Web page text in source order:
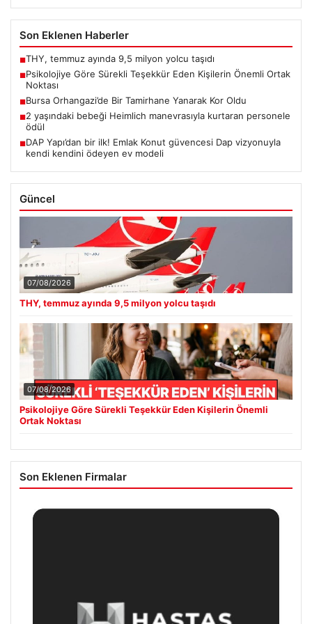
Son Eklenen Haberler
■THY, temmuz ayında 9,5 milyon yolcu taşıdı
■Psikolojiye Göre Sürekli Teşekkür Eden Kişilerin Önemli Ortak
Noktası
■Bursa Orhangazi’de Bir Tamirhane Yanarak Kor Oldu
■2 yaşındaki bebeği Heimlich manevrasıyla kurtaran personele
ödül
■DAP Yapı’dan bir ilk! Emlak Konut güvencesi Dap vizyonuyla
kendi kendini ödeyen ev modeli
Güncel
07/08/2026
THY, temmuz ayında 9,5 milyon yolcu taşıdı
07/08/2026
Psikolojiye Göre Sürekli Teşekkür Eden Kişilerin Önemli
Ortak Noktası
Son Eklenen Firmalar